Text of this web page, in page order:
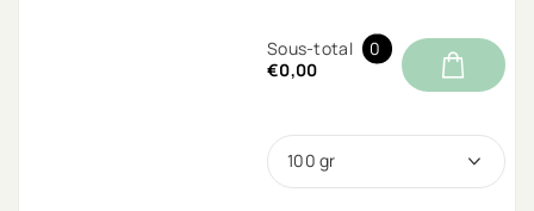
Sous-total
0
€0,00
100 gr